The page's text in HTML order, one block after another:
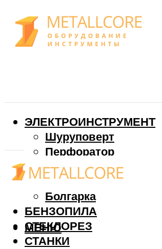
ЭЛЕКТРОИНСТРУМЕНТ
Шуруповерт
Перфоратор
Дрель
Фрезер
Болгарка
БЕНЗОПИЛА
СТЕКЛОРЕЗ
СТАНКИ
МЕНЮ